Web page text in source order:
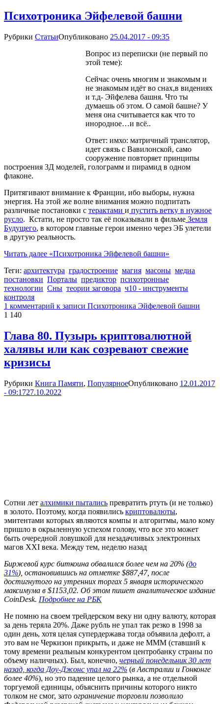
Психотроника Эйфелевой башни
Рубрики СтатьиОпубликовано 25.04.2017 - 09:35
Вопрос из переписки (не первый по
этой теме):
Сейчас очень многим и знакомым и
не знакомым идёт во снах,в видениях
и т.д- Эйфелева башня. Что ты
думаешь об этом. О самой башне? У
меня она считывается как что то
инородное…и всё..
Ответ: имхо: матричный транслятор,
идет связь с Вавилонской, само
сооружение повторяет принципы
построения 3Д моделей, голограмм и пирамид в одном
флаконе.
Притягивают внимание к Франции, ибо выборы, нужна
энергия. На этой же волне внимания можно подпитать
различные постановки с терактами и пустить ветку в нужное
русло. Кстати, не просто так её показывали в фильме Земля
Будущего, в котором главные герои именно через ЭБ улетели
в другую реальность.
Читать далее «Психотроника Эйфелевой башни»
Теги: архитектура градостроение магия масоны медиа
постановки Порталы предиктор психотронные
технологии Сны теории заговора ч10 - инструменты
контроля
1 комментарий к записи Психотроника Эйфелевой башни
1 140
Глава 80. Пузырь криптовалютной
халявы или как созревают свежие
кризисы
Рубрики Книга Памяти, ПопулярноеОпубликовано 12.01.2017
- 09:1727.10.2022
Сотни лет алхимики пытались превратить ртуть (и не только)
в золото. Поэтому, когда появились криптовалюты,
эмитентами которых являются компы и алгоритмы, мало кому
пришло в окрыленную успехом голову, что все это может
быть очередной ловушкой для незадачливых электронных
магов XXI века. Между тем, неделю назад
Биржевой курс биткоина обвалился более чем на 20% (до
31%), ​остановившись на отметке $887,47, после
достигнутого на утренних торгах 5 января исторического
максимума ​в $1153,02. Об этом пишет аналитическое издание
CoinDesk. Подробнее на РБК
Не помню на своем трейдерском веку ни одну валюту, которая
за день теряла 20%. Даже рубль не упал так резко в 1998 за
один день, хотя целая супердержава тогда объявила дефолт, а
это вам не Черкизон прикрыть, и даже не МММ (ставший к
тому времени реальным конкурентом центробанку страны по
объему наличных). Был, конечно, черный понедельник 30 лет
назад, когда Доу-Джонс упал на 22% (в Австралии и Гонконге
более 40%), но это падение целого рынка, а не отдельной
торгуемой единицы, объяснить причины которого никто
толком не смог, зато ограничение торговли позволило